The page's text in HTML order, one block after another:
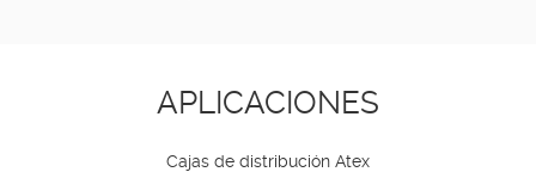
APLICACIONES
Cajas de distribución Atex